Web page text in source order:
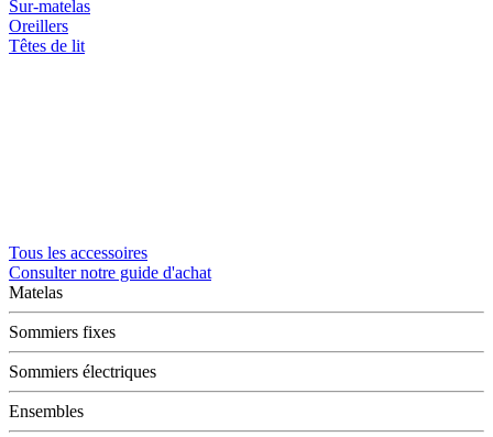
Sur-matelas
Oreillers
Têtes de lit
Tous les accessoires
Consulter notre guide d'achat
Matelas
Sommiers fixes
Sommiers électriques
Ensembles